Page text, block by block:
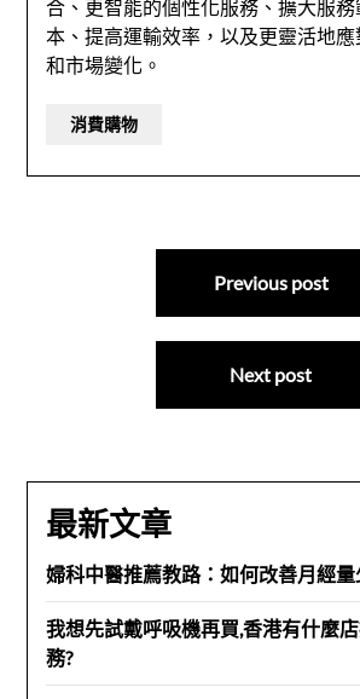
合、更智能的個性化服務、擴大服
本、提高運輸效率，以及更靈活地
和市場變化。
消費購物
Previous post
Next post
最新文章
婦科中醫推薦教路：如何改善月經
我想先試戴呼吸機再買,香港有什麼
務?